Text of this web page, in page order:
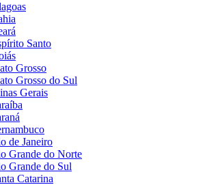
Santo
Grosso
Grosso do Sul
Gerais
de Janeiro
Grande do Norte
Grande do Sul
Catarina